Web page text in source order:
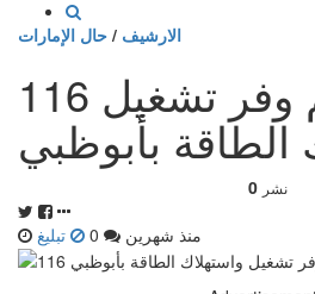
الارشيف / حال الإمارات
116 مليون درهم وفر تشغيل
الطاقة بأبوظبي
0 نشر
منذ شهرين تبليغ